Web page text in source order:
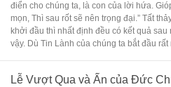
điển cho chúng ta, là con của lời hứa.
mọn, Thì sau rốt sẽ nên trọng đại.” Tất
khởi đầu thì nhất định đều có kết quả
vậy. Dù Tin Lành của chúng ta bắt đầu
Lễ Vượt Qua và Ấn của Đức